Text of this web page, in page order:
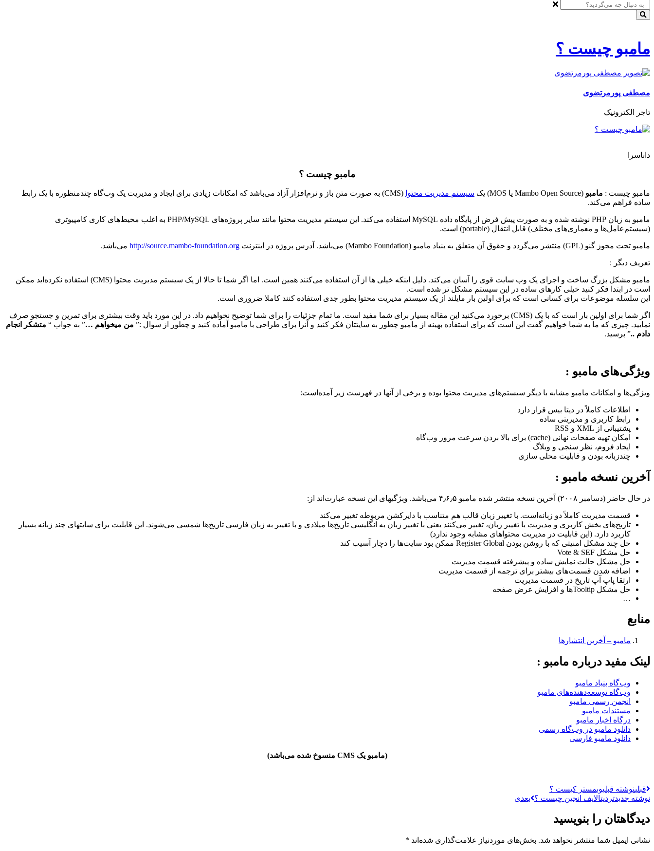
مامبو چیست ؟
مصطفی پورمرتضوی
تاجر الکترونیک
داناسرا
مامبو چیست ؟
مامبو چیست : مامبو (Mambo Open Source یا MOS) یک سیستم مدیریت محتوا
(CMS) به صورت متن باز و نرم‌افزار آزاد می‌باشد که امکانات زیادی برای ایجاد و مدیریت یک وب‌گاه چندمنظوره با یک رابط
ساده فراهم می‌کند.
مامبو به زبان PHP نوشته شده و به صورت پیش فرض از پایگاه داده MySQL استفاده می‌کند. این سیستم مدیریت محتوا مانند سایر پروژه‌های PHP/MySQL به اغلب محیط‌های کاری کامپیوتری
(سیستم‌عامل‌ها و معماری‌های مختلف) قابل انتقال (portable) است.
مامبو تحت مجوز گنو (GPL) منتشر می‌گردد و حقوق آن متعلق به بنیاد مامبو (Mambo Foundation) می‌باشد. آدرس پروژه در اینترنت http://source.mambo-foundation.org می‌باشد.
تعریف دیگر :
مامبو مشکل بزرگ ساخت و اجرای یک وب سایت قوی را آسان می‌کند. دلیل اینکه خیلی ها از آن استفاده می‌کنند همین است. اما اگر شما تا حالا از یک سیستم مدیریت محتوا (CMS) استفاده نکرده‌اید ممکن
است در ابتدا فکر کنید خیلی کارهای ساده در این سیستم مشکل تر شده است.
این سلسله موضوعات برای کسانی است که برای اولین بار مایلند از یک سیستم مدیریت محتوا بطور جدی استفاده کنند کاملا ضروری است.
اگر شما برای اولین بار است که با یک (CMS) برخورد می‌کنید این مقاله بسیار برای شما مفید است. ما تمام جزئیات را برای شما توضیح نخواهیم داد. در این مورد باید وقت بیشتری برای تمرین و جستجو صرف
نمایید. چیزی که ما به شما خواهیم گفت این است که برای استفاده بهینه از مامبو چطور به سایتتان فکر کنید و آنرا برای طراحی با مامبو آماده کنید و چطور از سوال :” من میخواهم …” به جواب “ متشکر انجام
دادم ..” برسید.
ویژگی‌های مامبو :
ویژگی‌ها و امکانات مامبو مشابه با دیگر سیستم‌های مدیریت محتوا بوده و برخی از آنها در فهرست زیر آمده‌است:
اطلاعات کاملاً در دیتا بیس قرار دارد
رابط کاربری و مدیریتی ساده
پشتیبانی از XML و RSS
امکان تهیه صفحات نهانی (cache) برای بالا بردن سرعت مرور وب‌گاه
ایجاد فروم، نظر سنجی و وبلاگ
چندزبانه بودن و قابلیت محلی سازی
آخرین نسخه مامبو :
در حال حاضر (دسامبر ۲۰۰۸) آخرین نسخه منتشر شده مامبو ۴٫۶٫۵ می‌باشد. وبژگیهای این نسخه عبارت‌اند از:
قسمت مدیریت کاملاً دو زبانه‌است. با تغییر زبان قالب هم متناسب با دایرکشن مربوطه تغییر می‌کند
تاریخ‌های بخش کاربری و مدیریت با تغییر زبان، تغییر می‌کنند یعنی با تغییر زبان به انگلیسی تاریخ‌ها میلادی و با تغییر به زبان فارسی تاریخ‌ها شمسی می‌شوند. این قابلیت برای سایتهای چند زبانه بسیار
کاربرد دارد. (این قابلیت در مدیریت محتواهای مشابه وجود ندارد)
حل چند مشکل امنیتی که با روشن بودن Register Global ممکن بود سایت‌ها را دچار آسیب کند
حل مشکل Vote & SEF
حل مشکل حالت نمایش ساده و پیشرفته قسمت مدیریت
اضافه شدن قسمت‌های بیشتر برای ترجمه از قسمت مدیریت
ارتقا پاپ آپ تاریخ در قسمت مدیریت
حل مشکل Tooltipها و افزایش عرض صفحه
…
منابع
مامبو – آخرین انتشارها
لینک مفید درباره مامبو :
وب‌گاه بنیاد مامبو
وب‌گاه توسعه‌دهنده‌های مامبو
انجمن رسمی مامبو
مستندات مامبو
درگاه اخبار مامبو
دانلود مامبو در وب‌گاه رسمی
دانلود مامبو فارسی
(مامبو یک CMS منسوخ شده می‌باشد)
قبلینوشته قبلیوبمستر کیست ؟
نوشته جدیدتر دیتالایف انجین چیست ؟ بعدی
دیدگاهتان را بنویسید
نشانی ایمیل شما منتشر نخواهد شد. بخش‌های موردنیاز علامت‌گذاری شده‌اند *